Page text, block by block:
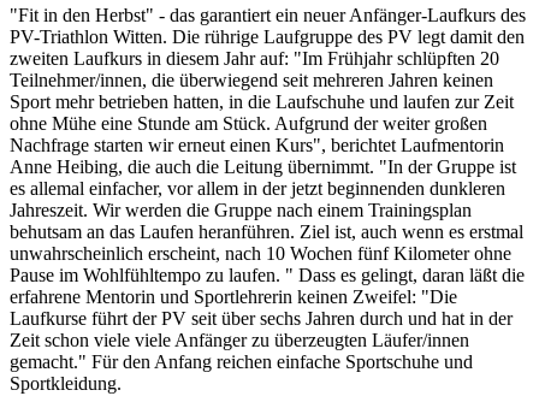
"Fit in den Herbst" - das garantiert ein neuer Anfänger-Laufkurs des
PV-Triathlon Witten. Die rührige Laufgruppe des PV legt damit den
zweiten Laufkurs in diesem Jahr auf: "Im Frühjahr schlüpften 20
Teilnehmer/innen, die überwiegend seit mehreren Jahren keinen
Sport mehr betrieben hatten, in die Laufschuhe und laufen zur Zeit
ohne Mühe eine Stunde am Stück. Aufgrund der weiter großen
Nachfrage starten wir erneut einen Kurs", berichtet Laufmentorin
Anne Heibing, die auch die Leitung übernimmt. "In der Gruppe ist
es allemal einfacher, vor allem in der jetzt beginnenden dunkleren
Jahreszeit. Wir werden die Gruppe nach einem Trainingsplan
behutsam an das Laufen heranführen. Ziel ist, auch wenn es erstmal
unwahrscheinlich erscheint, nach 10 Wochen fünf Kilometer ohne
Pause im Wohlfühltempo zu laufen. " Dass es gelingt, daran läßt die
erfahrene Mentorin und Sportlehrerin keinen Zweifel: "Die
Laufkurse führt der PV seit über sechs Jahren durch und hat in der
Zeit schon viele viele Anfänger zu überzeugten Läufer/innen
gemacht." Für den Anfang reichen einfache Sportschuhe und
Sportkleidung.